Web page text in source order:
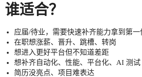
谁适合？
应届/待业，需要快速补齐能力拿到第一
在职想涨薪、晋升、跳槽、转岗
想进入更好平台但不知道差距
想补齐自动化、性能、平台化、AI 测试
简历没亮点、项目难表达